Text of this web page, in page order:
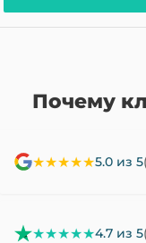
Почему
★★★★★5.0 из 5
★★★★★4.7 из 5